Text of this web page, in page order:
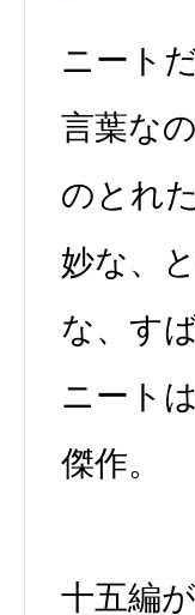
ニート
言葉な
のとれ
妙な、
な、す
ニート
傑作。
十五編